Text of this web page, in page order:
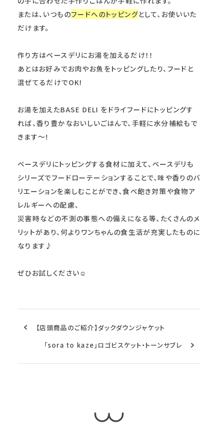
または、いつものフードへのトッピングとして、お使いいた
だけます。
作り方はベースデリにお湯を加えるだけ！！
あとはお好みでお肉やお魚をトッピングしたり、フードと
混ぜてるだけでOK!
お湯を加えたBASE DELI をドライフードにトッピングす
れば、香り豊かなおいしいごはんで、手軽に水分補給もで
きます〜！
ベースデリにトッピングする食材に加えて、ベースデリも
シリーズでフードローテーションすることで、味や香りのバ
リエーションを楽しむことができ、食べ飽き対策や食物ア
レルギーへの配慮、
災害時などの不測の事態への備えになる等、たくさんのメ
リットがあり、何よりワンちゃんの食生活が充実したものに
なります♪
ぜひお試しください☺︎
【店頭商品のご紹介】ダックダウンジャケット
「sora to kaze」ロゴビスケット・トーンサブレ